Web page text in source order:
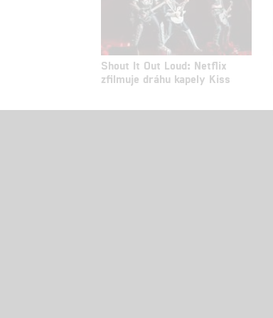
Shout It Out Loud: Netflix
zfilmuje dráhu kapely Kiss